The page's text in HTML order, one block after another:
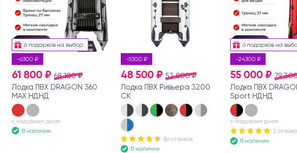
6 подарков на выбор
-6300 ₽
68 100 ₽
61 800 ₽
Лодка ПВХ DRAGON 360
MAX НДНД
с надувным дном
В наличии
-5300 ₽
53 800 ₽
48 500 ₽
Лодка ПВХ Ривьера 3200
СК
86 отзывов
В наличии
6 подарков на
-24300 ₽
79
55 000 ₽
Лодка ПВХ
Sport НДНД
с надувным дном
2 отзыва
В наличии